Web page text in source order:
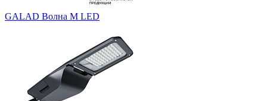
GALAD Волна M LED